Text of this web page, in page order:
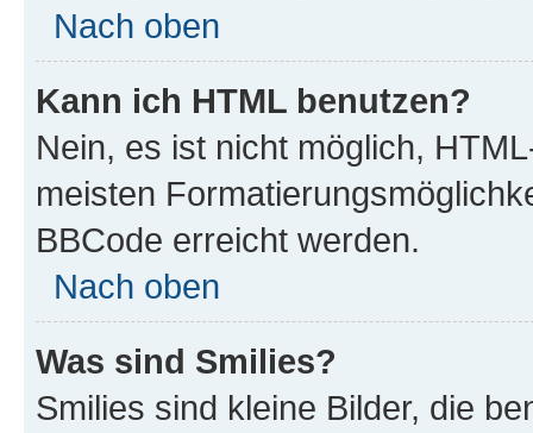
Nach oben
Kann ich HTML benutzen?
Nein, es ist nicht möglich,
meisten
BBCode erreicht werden.
Nach oben
Was sind Smilies?
Smilies sind kleine Bilder, die